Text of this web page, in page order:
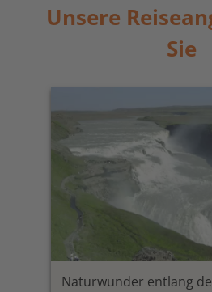
Unsere
Sie
Naturwunder entlang